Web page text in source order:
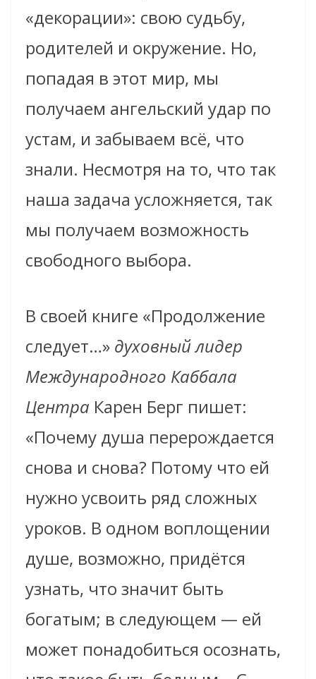
«декорации»: свою судьбу,
родителей и окружение. Но,
попадая в этот мир, мы
получаем ангельский удар по
устам, и забываем всё, что
знали. Несмотря на то, что так
наша задача усложняется, так
мы получаем возможность
свободного выбора.
В своей книге «Продолжение
следует…» духовный лидер
Международного Каббала
Центра Карен Берг пишет:
«Почему душа перерождается
снова и снова? Потому что ей
нужно усвоить ряд сложных
уроков. В одном воплощении
душе, возможно, придётся
узнать, что значит быть
богатым; в следующем — ей
может понадобиться осознать,